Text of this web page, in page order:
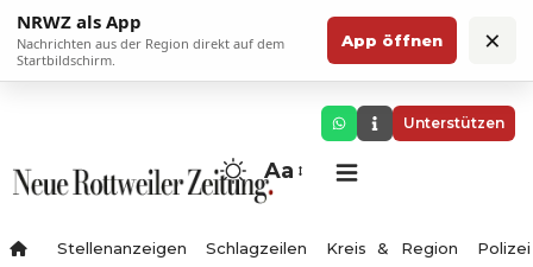
NRWZ als App
Nachrichten aus der Region direkt auf dem
Startbildschirm.
App öffnen ×
Unterstützen
Aa
Stellenanzeigen Schlagzeilen Kreis & Region Polizei